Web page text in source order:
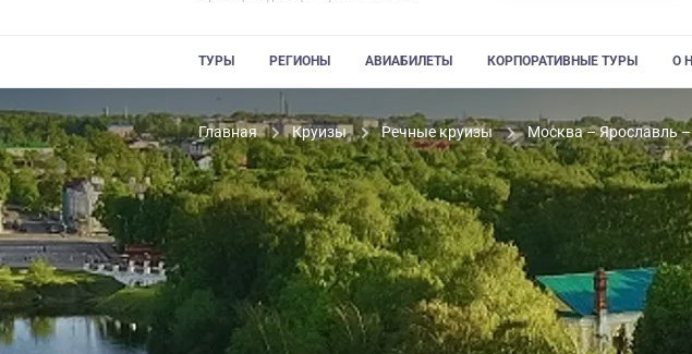
ТУРЫ РЕГИОНЫ АВИАБИЛЕТЫ КОРПОРАТИВНЫЕ ТУРЫ О
Главная Круизы Речные круизы Москва – Ярославль